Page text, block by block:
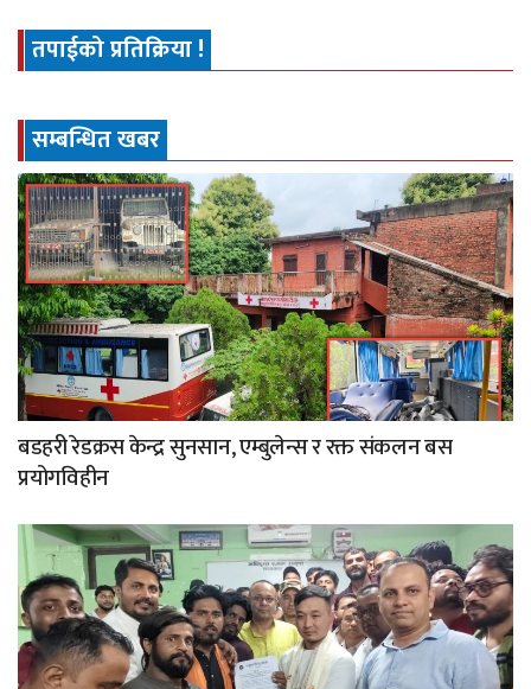
तपाईको प्रतिक्रिया !
सम्बन्धित खबर
बडहरी रेडक्रस केन्द्र सुनसान, एम्बुलेन्स र रक्त संकलन बस
प्रयोगविहीन